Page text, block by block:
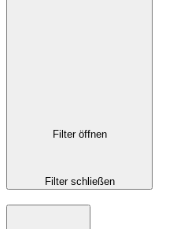
Filter öffnen
Filter schließen